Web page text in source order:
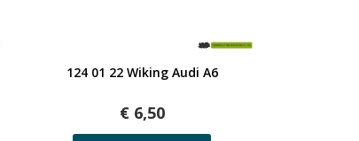
Snel bekijken
124 01 22 Wiking Audi A6
€ 6,50